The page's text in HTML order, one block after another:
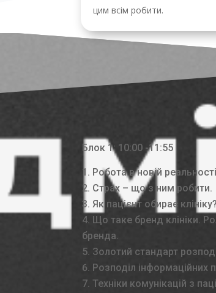
цим всім робити.
Блок 1: 10:00 -11:55
Робота в новій
Страх – що з ним робити.
Як пацієнт обирає клініку?
Що таке бренд клініки.
бренда.
Золотий стандарт
Розподіл інформаційних
Техніки комунікацій з